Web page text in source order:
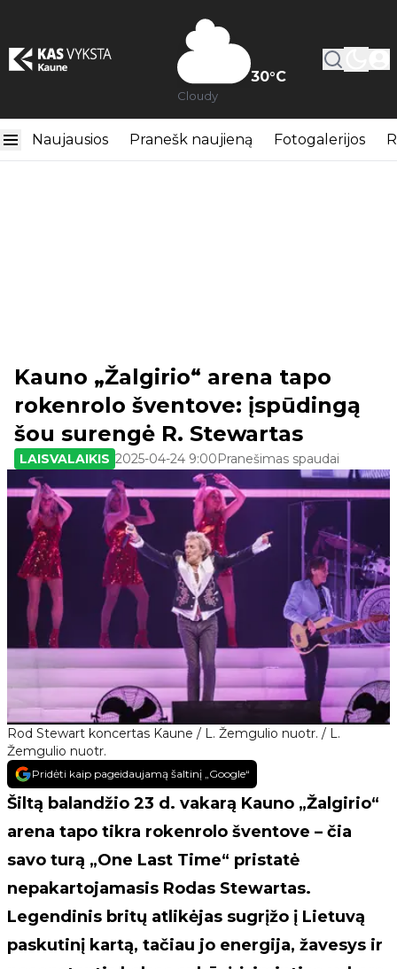
30°C
Cloudy
Naujausios Pranešk naujieną Fotogalerijos
Rod Stewart koncertas Kaune / L. Žemgulio nuotr. / L.
Žemgulio nuotr.
Kauno „Žalgirio“ arena tapo
rokenrolo šventove: įspūdingą
šou surengė R. Stewartas
LAISVALAIKIS 2025-04-24 9:00Pranešimas spaudai
Pridėti kaip pageidaujamą šaltinį „Google“
Šiltą balandžio 23 d. vakarą Kauno „Žalgirio“
arena tapo tikra rokenrolo šventove – čia
savo turą „One Last Time“ pristatė
nepakartojamasis Rodas Stewartas.
Legendinis britų atlikėjas sugrįžo į Lietuvą
paskutinį kartą, tačiau jo energija, žavesys ir